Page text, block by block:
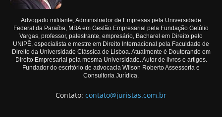
Advogado militante, Administrador de Empresas pela Universidade
Federal da Paraíba, MBA em Gestão Empresarial pela Fundação Getúlio
Vargas, professor, palestrante, empresário, Bacharel em Direito pelo
UNIPÊ, especialista e mestre em Direito Internacional pela Faculdade de
Direito da Universidade Clássica de Lisboa. Atualmente é Doutorando em
Direito Empresarial pela mesma Universidade. Autor de livros e artigos.
Fundador do escritório de advocacia Wilson Roberto Assessoria e
Consultoria Jurídica.
Contato: contato@juristas.com.br